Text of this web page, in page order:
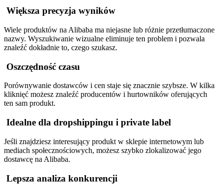
Większa precyzja wyników
Wiele produktów na Alibaba ma niejasne lub różnie przetłumaczone
nazwy. Wyszukiwanie wizualne eliminuje ten problem i pozwala
znaleźć dokładnie to, czego szukasz.
Oszczędność czasu
Porównywanie dostawców i cen staje się znacznie szybsze. W kilka
kliknięć możesz znaleźć producentów i hurtowników oferujących
ten sam produkt.
Idealne dla dropshippingu i private label
Jeśli znajdziesz interesujący produkt w sklepie internetowym lub
mediach społecznościowych, możesz szybko zlokalizować jego
dostawcę na Alibaba.
Lepsza analiza konkurencji